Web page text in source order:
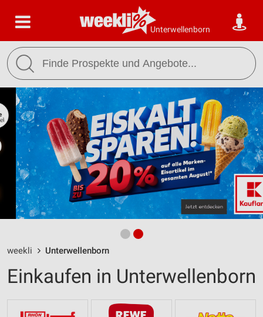
Unterwellenborn
weekli Unterwellenborn
Einkaufen in Unterwellenborn